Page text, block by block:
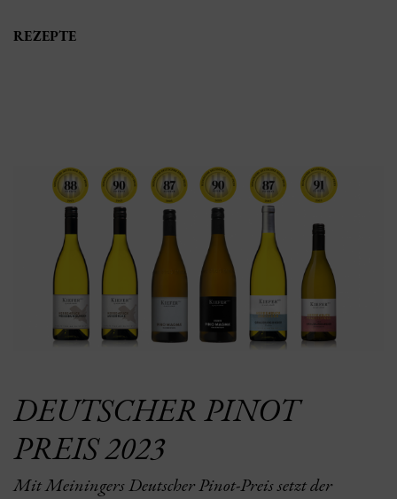
REZEPTE
DEUTSCHER PINOT
PREIS 2023
Mit Meiningers Deutscher Pinot-Preis setzt der